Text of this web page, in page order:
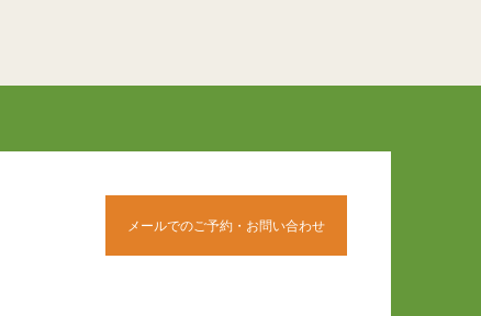
メールでのご予約・お問い合わせ